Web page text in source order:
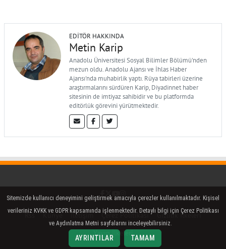
EDITÖR HAKKINDA
Metin Karip
Anadolu Üniversitesi Sosyal Bilimler Bölümü'nden
mezun oldu. Anadolu Ajansı ve İhlas Haber
Ajansı'nda muhabirlik yaptı. Rüya tabirleri üzerine
araştırmalarını sürdüren Karip, Diyadinnet haber
sitesinin de imtiyaz sahibidir ve bu platformda
editörlük görevini yürütmektedir.
Facebook
Twitter (X)
YouTube
Instagram
Rss Künye İletişim Çerez Politikası
Gizlilik İlkeleri
Yayın İlkeleri
Sitemizde kullanıcı deneyimini geliştirmek amacıyla çerezler kullanılmaktadır. Kişisel
verileriniz KVKK ve GDPR kapsamında işlenmektedir. Detaylı bilgi için Çerez Politikası
ve Aydınlatma Metni sayfalarını inceleyebilirsiniz.
AYRINTILAR TAMAM